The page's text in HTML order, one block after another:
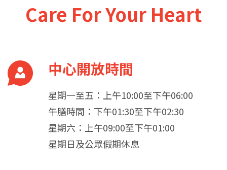
Care For Your Heart
中心開放時間
星期一至五：上午10:00至下午06:00
午膳時間：下午01:30至下午02:30
星期六：上午09:00至下午01:00
星期日及公眾假期休息